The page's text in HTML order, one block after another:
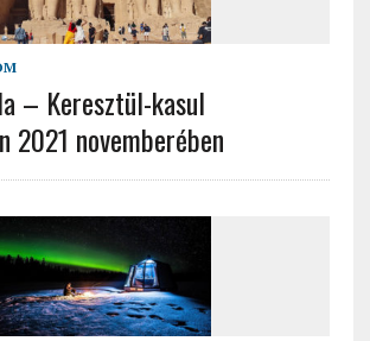
– Keresztül-kasul
2021 novemberében